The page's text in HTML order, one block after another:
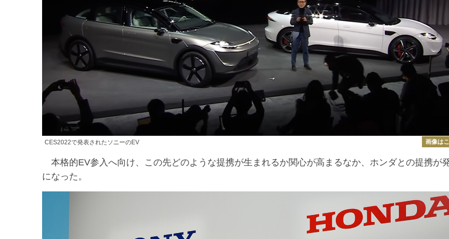
CES2022で発表されたソニーのEV 画像は
本格的EV参入へ向け、この先どのような提携が生まれるか関心が高まるなか、ホンダとの提携が
になった。